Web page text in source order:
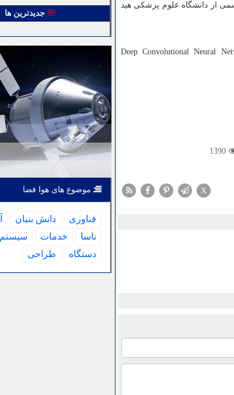
از دانشگاه علوم پزشکی هید
Deep Convolutional Neural
1390
X
جدیدترین ها
موضوع های هوا فضا
فناوری دانش بنیان
ناسا
خدمات
سیستم
دستگاه
طراحی